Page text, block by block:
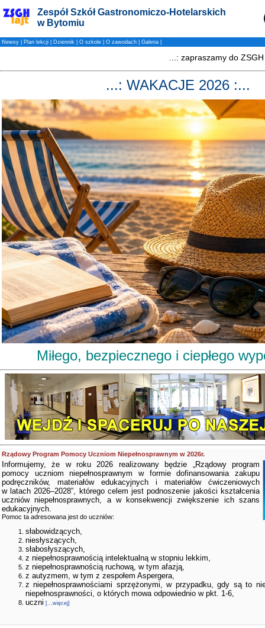
Zespół Szkół Gastronomiczo-Hotelarskich
w Bytomiu
Newsy Plan lekcji Dziennik O szkole O zawodach Galeria
...: WAKACJE 2026 :...
Miłego, bezpiecznego i ciepłego
Rządowy Program Pomocy Uczniom Niepełnosprawnym w 2026r.
Informujemy, że w roku 2026 realizowany będzie „Rządowy program
pomocy uczniom niepełnosprawnym w formie dofinansowania zakupu
podręczników, materiałów edukacyjnych i materiałów ćwiczeniowych
w latach 2026–2028”, którego celem jest podnoszenie jakości kształcenia
uczniów niepełnosprawnych, a w konsekwencji zwiększenie ich szans
edukacyjnych.
Pomoc ta adresowana jest do uczniów:
słabowidzących,
niesłyszących,
słabosłyszących,
z niepełnosprawnością intelektualną w stopniu lekkim,
z niepełnosprawnością ruchową, w tym afazją,
z autyzmem, w tym z zespołem Aspergera,
z niepełnosprawnościami sprzężonymi, w przypadku, gdy są to
niepełnosprawności, o których mowa odpowiednio w pkt. 1-6,
uczni [...więcej]